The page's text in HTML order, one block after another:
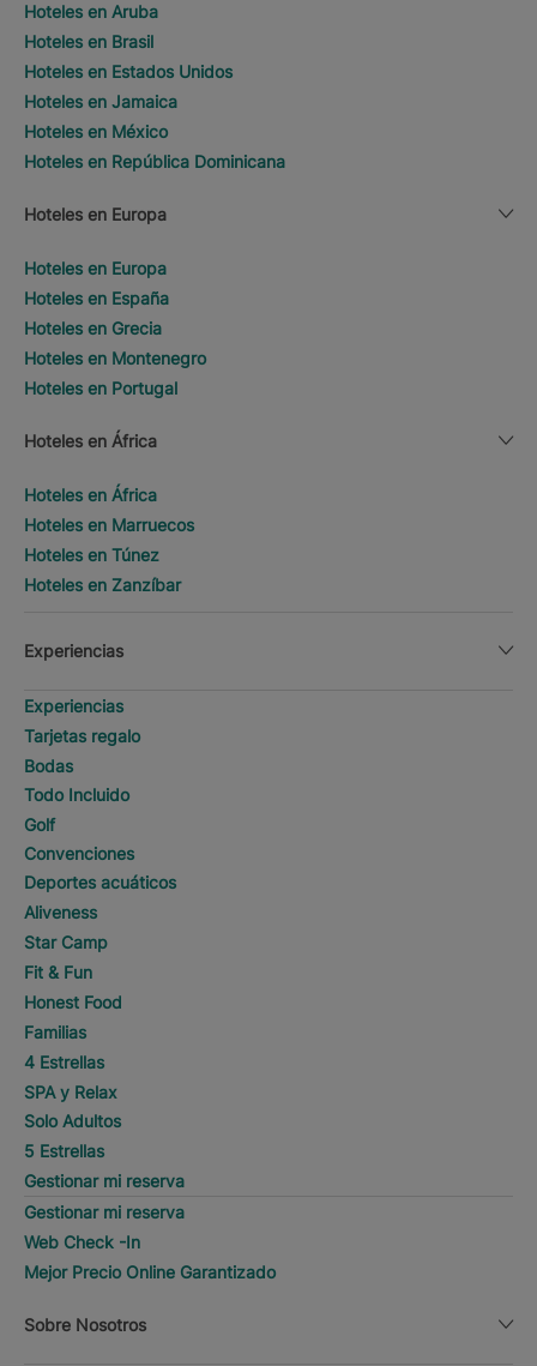
Hoteles en Aruba
Hoteles en Brasil
Hoteles en Estados Unidos
Hoteles en Jamaica
Hoteles en México
Hoteles en República Dominicana
Hoteles en Europa
Hoteles en Europa
Hoteles en España
Hoteles en Grecia
Hoteles en Montenegro
Hoteles en Portugal
Hoteles en África
Hoteles en África
Hoteles en Marruecos
Hoteles en Túnez
Hoteles en Zanzíbar
Experiencias
Experiencias
Tarjetas regalo
Bodas
Todo Incluido
Golf
Convenciones
Deportes acuáticos
Aliveness
Star Camp
Fit & Fun
Honest Food
Familias
4 Estrellas
SPA y Relax
Solo Adultos
5 Estrellas
Gestionar mi reserva
Gestionar mi reserva
Web Check -In
Mejor Precio Online Garantizado
Sobre Nosotros